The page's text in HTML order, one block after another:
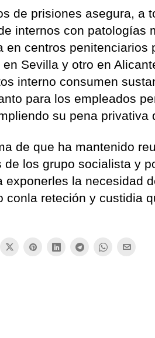
de prisiones asegura, a
internos con patologías
en centros
Sevilla y otro en
interno consumen
para los empleados
su pena privativa
de que ha mantenido
de los grupo socialista y
exponerles la necesidad
conla reteción y custidia